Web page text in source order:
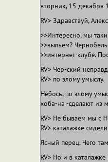
вторник, 15 декабря
RV> Здравствуй,
>>Интересно, мы
>>выпьем?
>>интернет-клубе.
RV> Чер-ский
RV> по злому умыслу.
Небось, по злому
хоба-на -сделают из
RV> Не бываем мы с
RV> каталажке
Ясный перец. Чего
RV> Но и в каталажке